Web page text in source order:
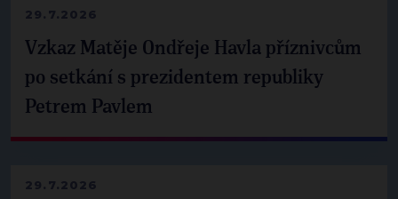
29.7.2026
Vzkaz Matěje Ondřeje Havla příznivcům
po setkání s prezidentem republiky
Petrem Pavlem
29.7.2026